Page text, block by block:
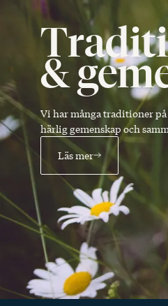
&
Vi har många traditioner
härlig gemenskap och
Läs mer